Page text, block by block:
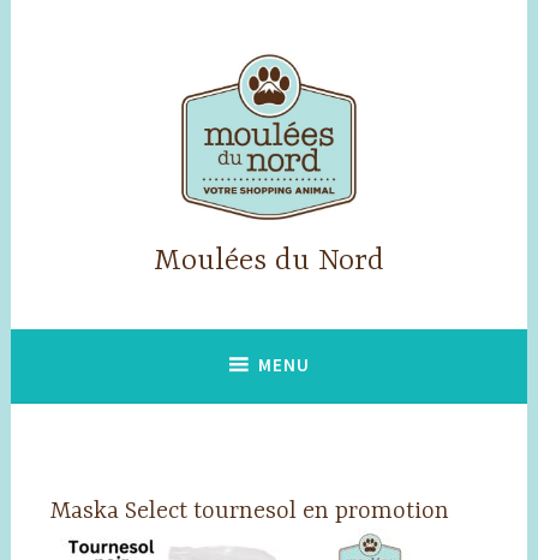
Moulées du Nord
MENU
Maska Select tournesol en promotion